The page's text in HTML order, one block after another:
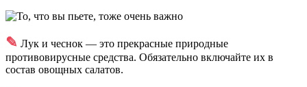
✎ Лук и чеснок — это прекрасные природные
противовирусные средства. Обязательно включайте их в
состав овощных салатов.